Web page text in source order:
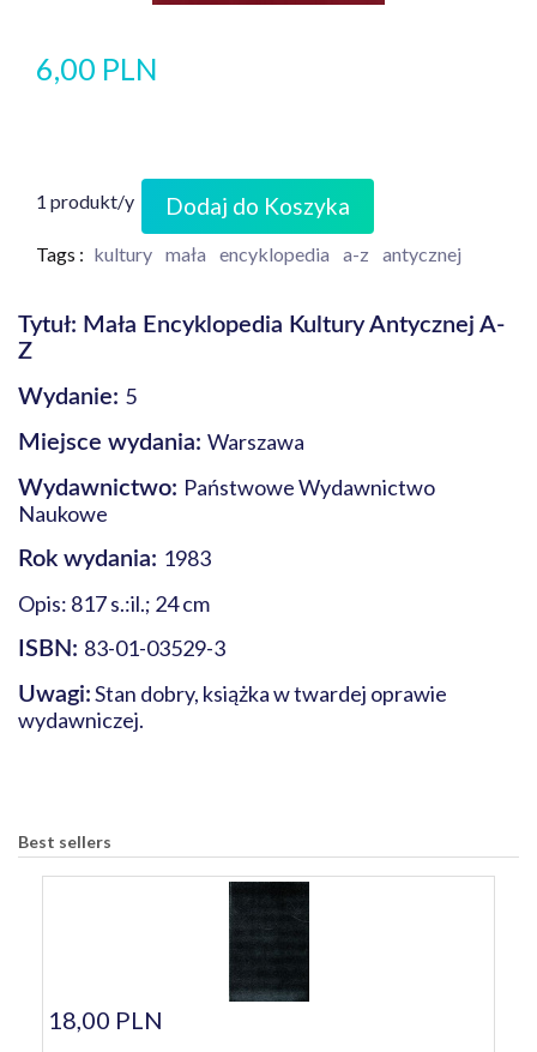
6,00 PLN
1 produkt/y Dodaj do Koszyka
Tags : kultury mała encyklopedia a-z antycznej
Tytuł: Mała Encyklopedia Kultury Antycznej A-
Z
Wydanie: 5
Miejsce wydania: Warszawa
Wydawnictwo: Państwowe Wydawnictwo
Naukowe
Rok wydania: 1983
Opis: 817 s.:il.; 24 cm
ISBN: 83-01-03529-3
Uwagi: Stan dobry, książka w twardej oprawie
wydawniczej.
Best sellers
18,00 PLN